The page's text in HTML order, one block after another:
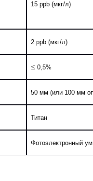
15 ppb (мкг/л)
2 ppb (мкг/л)
≤ 0,5%
50 мм (или 100 мм
Титан
Фотоэлектронный